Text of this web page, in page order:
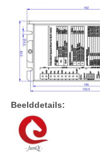
Beelddetails: